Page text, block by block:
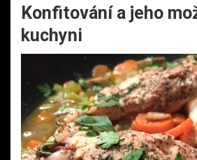
Konfitování a jeho
kuchyni